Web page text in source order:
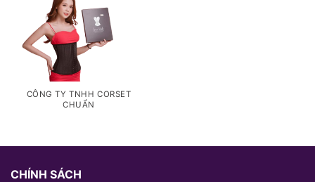
CÔNG TY TNHH CORSET
CHUẨN
CHÍNH SÁCH